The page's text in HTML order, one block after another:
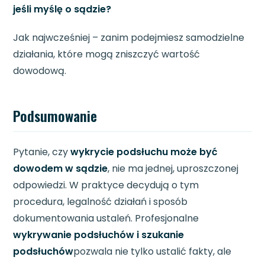
jeśli myślę o sądzie?
Jak najwcześniej – zanim podejmiesz samodzielne
działania, które mogą zniszczyć wartość
dowodową.
Podsumowanie
Pytanie, czywykrycie podsłuchu może być
dowodem w sądzie, nie ma jednej, uproszczonej
odpowiedzi. W praktyce decydują o tym
procedura, legalność działań i sposób
dokumentowania ustaleń. Profesjonalne
wykrywanie podsłuchów i szukanie
podsłuchówpozwala nie tylko ustalić fakty, ale